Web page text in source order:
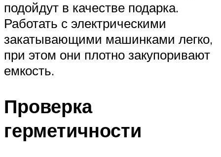
подойдут в качестве подарка.
Работать с электрическими
закатывающими машинками легко,
при этом они плотно закупоривают
емкость.
Проверка
герметичности